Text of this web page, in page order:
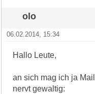
olo
06.02.2014, 15:34
Hallo Leute,
an sich mag ich ja
nervt gewaltig: